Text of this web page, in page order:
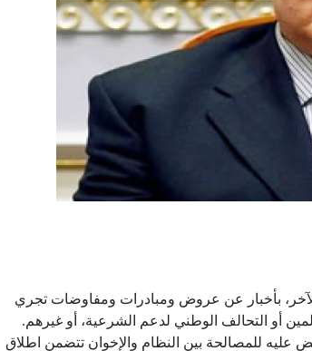
لآخر، بأخبار عن عروض ومبادرات ومفاوضات تجري
أو التحالف الوطني لدعم الشرعية، أو غيرهم.
عليه للمصالحة بين النظام والإخوان تتضمن اطلاق